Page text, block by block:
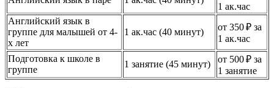
1 ак.час
Английский язык в
группе для малышей от 4-
х лет
1 ак.час (40 минут)
от 350 ₽ за
1 ак.час
Подготовка к школе в
группе
1 занятие (45 минут)
от 500 ₽ за
1 занятие